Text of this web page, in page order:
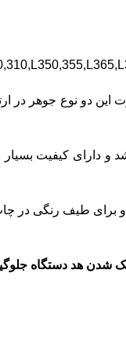
دو نوع جوهر در
برای طیف رنگی در
خشک شدن هد دستگاه